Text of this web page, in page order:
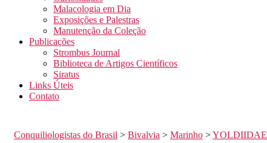
Malacologia em Dia
Exposições e Palestras
Manutenção da Coleção
Publicações
Strombus Journal
Biblioteca de Artigos Científicos
Siratus
Links Úteis
Contato
Conquiliologistas do Brasil > Bivalvia > Marinho >YOLDIIDAE